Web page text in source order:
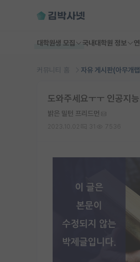
대학원생 모집 국내대학원 정보
커뮤니티 홈 자유 게시판(아무개
도와주세요ㅜㅜ 인공지
밝은 밀턴 프리드먼